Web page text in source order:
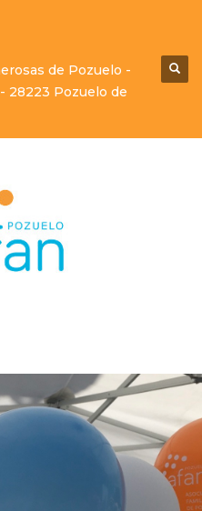
de Pozuelo -
28223 Pozuelo de